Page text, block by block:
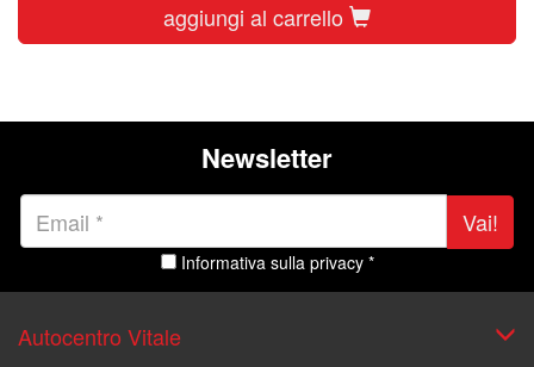
aggiungi al carrello
Newsletter
Vai!
Informativa sulla privacy *
Autocentro Vitale